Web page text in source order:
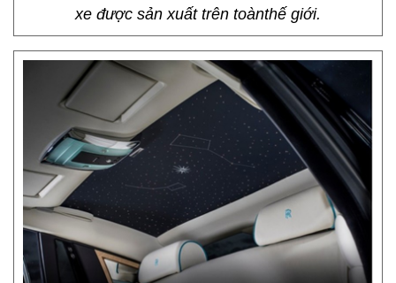
xe được sản xuất trên toànthế giới.